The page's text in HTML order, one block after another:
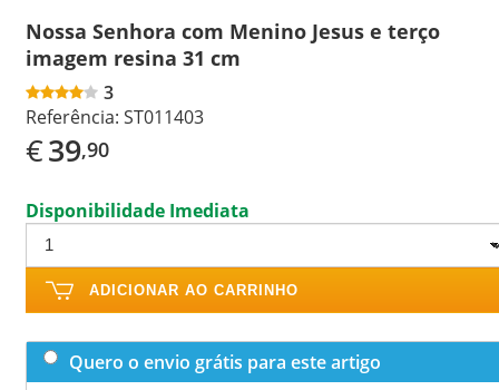
Nossa Senhora com Menino Jesus e terço
imagem resina 31 cm
3
Referência: ST011403
€39,90
Disponibilidade Imediata
ADICIONAR AO CARRINHO
Quero o envio grátis para este artigo